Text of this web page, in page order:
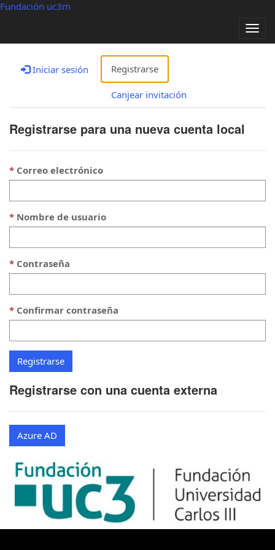
Fundación uc3m
Iniciar sesión Registrarse
Canjear invitación
Registrarse para una nueva cuenta local
Correo electrónico
Nombre de usuario
Contraseña
Confirmar contraseña
Registrarse con una cuenta externa
Azure AD